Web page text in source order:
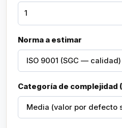
Norma a estimar
Categoría de complejidad